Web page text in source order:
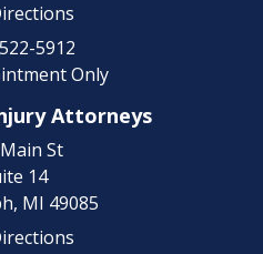
5912
Only
Attorneys
St
14
MI 49085